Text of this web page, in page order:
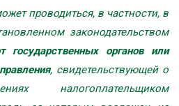
проводиться, в частности, в
законодательством
государственных органов или
, свидетельствующей о
налогоплательщиком